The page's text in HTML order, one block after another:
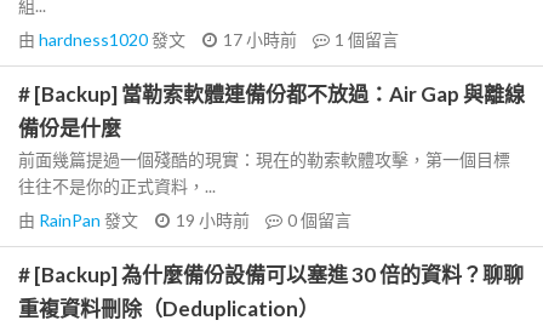
組...
由 hardness1020發文 17 小時前 1 個留言
# [Backup] 當勒索軟體連備份都不放過：Air Gap 與離線
備份是什麼
前面幾篇提過一個殘酷的現實：現在的勒索軟體攻擊，第一個目標
往往不是你的正式資料，...
由 RainPan 發文 19 小時前 0個留言
# [Backup] 為什麼備份設備可以塞進 30 倍的資料？聊聊
重複資料刪除（Deduplication）